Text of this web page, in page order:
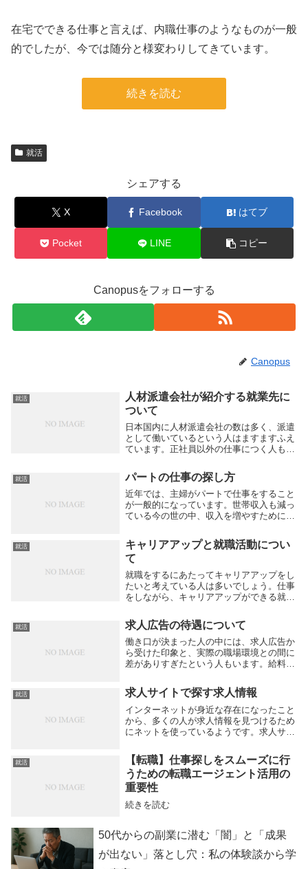
在宅でできる仕事と言えば、内職仕事のようなものが一般
的でしたが、今では随分と様変わりしてきています。
続きを読む
就活
シェアする
X Facebook はてブ
Pocket LINE コピー
Canopusをフォローする
Canopus
就活
人材派遣会社が紹介する就業先に
ついて
日本国内に人材派遣会社の数は多く、派遣
として働いているという人はますますふえ
ています。正社員以外の仕事につく人も珍
員、準社員、契約社員、派遣社員、期間社
員、アルバイト等の名称があり、雇用形態
には様々なもの...
就活 パートの仕事の探し方
近年では、主婦がパートで仕事をすること
が一般的になっています。世帯収入も減っ
ている今の世の中、収入を増やすためにパ
す。パートタイマーの仕事を探す時の着眼
点とは、果たしてどんなものでしょうか。
外を歩くと、...
就活
キャリアアップと就職活動につい
て
就職をするにあたってキャリアアップをし
たいと考えている人は多いでしょう。仕事
をしながら、キャリアアップができる就職
の仕事をやり遂げ、実績を残すことは、次
のキャリアアップの強い支えとなるでしょ
う。今の仕事...
就活 求人広告の待遇について
働き口が決まった人の中には、求人広告か
ら受けた印象と、実際の職場環境との間に
差がありすぎたという人もいます。給料面
という人もいるようです。会社によって
は、試用期間の３カ月間の給料は、求人広
告より安いとい...
就活 求人サイトで探す求人情報
インターネットが身近な存在になったこと
から、多くの人が求人情報を見つけるため
にネットを使っているようです。求人サイ
となっているものです。24時間、いつでも
登録ができ、検索の機能も充実していま
す。検索は自...
就活
【転職】仕事探しをスムーズに行
うための転職エージェント活用の
重要性
続きを読む
50代からの副業に潜む「闇」と「成果
が出ない」落とし穴：私の体験談から学